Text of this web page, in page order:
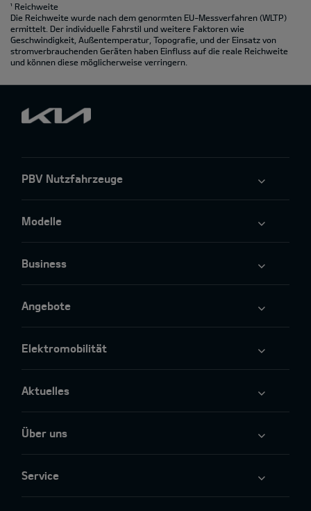
¹ Reichweite
Die Reichweite wurde nach dem genormten EU-Messverfahren (WLTP)
ermittelt. Der individuelle Fahrstil und weitere Faktoren wie
Geschwindigkeit, Außentemperatur, Topografie‚ und der Einsatz von
stromverbrauchenden Geräten haben Einfluss auf die reale Reichweite
und können diese möglicherweise verringern.
PBV Nutzfahrzeuge
Modelle
Business
Angebote
Elektromobilität
Aktuelles
Über uns
Service